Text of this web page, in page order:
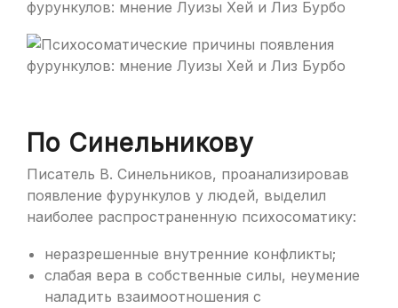
По Синельникову
Писатель В. Синельников, проанализировав
появление фурункулов у людей, выделил
наиболее распространенную психосоматику:
неразрешенные внутренние конфликты;
слабая вера в собственные силы, неумение
наладить взаимоотношения с